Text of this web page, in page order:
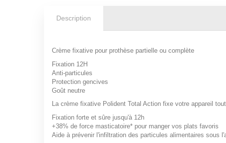
Description
Crème fixative pour prothèse partielle ou complète
Fixation 12H
Anti-particules
Protection gencives
Goût neutre
La crème fixative Polident Total Action fixe votre appareil
Fixation forte et sûre jusqu'à 12h
+38% de force masticatoire* pour manger vos plats favoris
Aide à prévenir l'infiltration des particules alimentaires sous